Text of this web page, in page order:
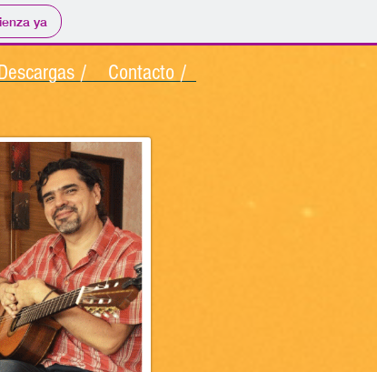
ya
/ Contacto /